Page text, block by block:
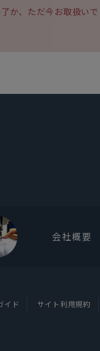
か、ただ今お取扱いで
会社概要
イド サイト利用規約